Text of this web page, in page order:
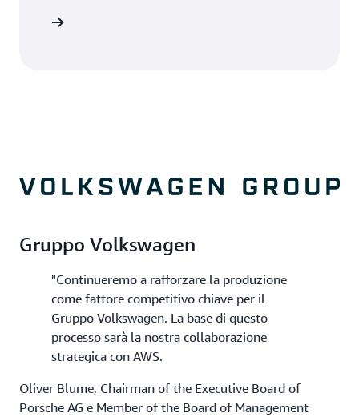
Gruppo Volkswagen
"Continueremo a rafforzare la produzione
come fattore competitivo chiave per il
Gruppo Volkswagen. La base di questo
processo sarà la nostra collaborazione
strategica con AWS.
Oliver Blume, Chairman of the Executive Board of
Porsche AG e Member of the Board of Management